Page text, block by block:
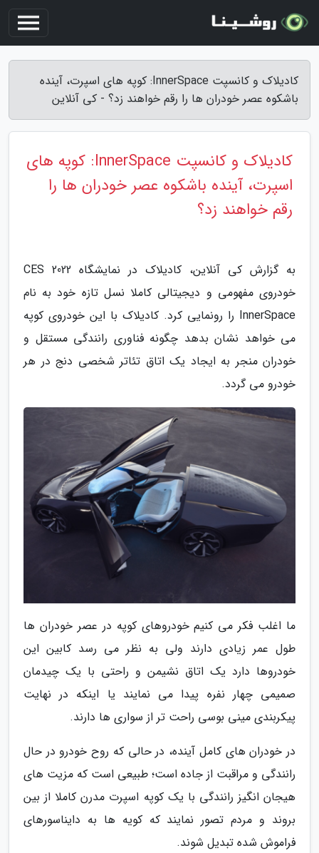
کادیلاک و کانسپت InnerSpace: کوپه های اسپرت، آینده
باشکوه عصر خودران ها را رقم خواهند زد؟ - کی آنلاین
کادیلاک و کانسپت InnerSpace: کوپه های
اسپرت، آینده باشکوه عصر خودران ها را
رقم خواهند زد؟
به گزارش کی آنلاین، کادیلاک در نمایشگاه CES 2022
خودروی مفهومی و دیجیتالی کاملا نسل تازه خود به نام
InnerSpace را رونمایی کرد. کادیلاک با این خودروی کوپه
می خواهد نشان بدهد چگونه فناوری رانندگی مستقل و
خودران منجر به ایجاد یک اتاق تئاتر شخصی دنج در هر
خودرو می گردد.
ما اغلب فکر می کنیم خودروهای کوپه در عصر خودران ها
طول عمر زیادی دارند ولی به نظر می رسد کابین این
خودروها دارد یک اتاق نشیمن و راحتی با یک چیدمان
صمیمی چهار نفره پیدا می نمایند یا اینکه در نهایت
پیکربندی مینی بوسی راحت تر از سواری ها دارند.
در خودران های کامل آینده، در حالی که روح خودرو در حال
رانندگی و مراقبت از جاده است؛ طبیعی است که مزیت های
هیجان انگیز رانندگی با یک کوپه اسپرت مدرن کاملا از بین
بروند و مردم تصور نمایند که کویه ها به دایناسورهای
فراموش شده تبدیل شوند.